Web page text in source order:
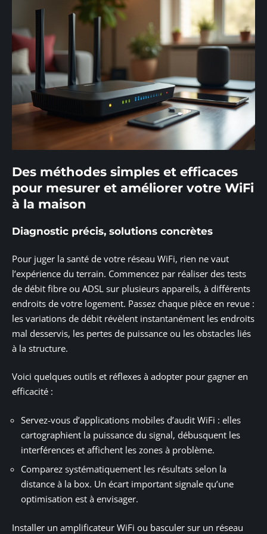
Des méthodes simples et efficaces
pour mesurer et améliorer votre WiFi
à la maison
Diagnostic précis, solutions concrètes
Pour juger la santé de votre réseau WiFi, rien ne vaut
l’expérience du terrain. Commencez par réaliser des tests
de débit fibre ou ADSL sur plusieurs appareils, à différents
endroits de votre logement. Passez chaque pièce en revue :
les variations de débit révèlent instantanément les endroits
mal desservis, les pertes de puissance ou les obstacles liés
à la structure.
Voici quelques outils et réflexes à adopter pour gagner en
efficacité :
Servez-vous d’applications mobiles d’audit WiFi : elles
cartographient la puissance du signal, débusquent les
interférences et affichent les zones à problème.
Comparez systématiquement les résultats selon la
distance à la box. Un écart important signale qu’une
optimisation est à envisager.
Installer un amplificateur WiFi ou basculer sur un réseau